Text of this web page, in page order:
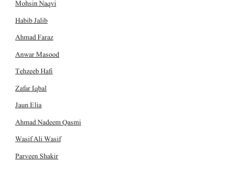
Mohsin Naqvi
Habib Jalib
Ahmad Faraz
Anwar Masood
Tehzeeb Hafi
Zafar Iqbal
Jaun Elia
Ahmad Nadeem Qasmi
Wasif Ali Wasif
Parveen Shakir